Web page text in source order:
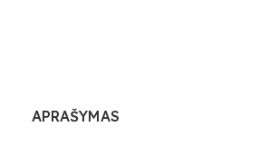
APRAŠYMAS